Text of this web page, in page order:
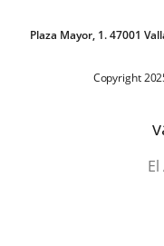
Plaza Mayor, 1. 47001
Copyright